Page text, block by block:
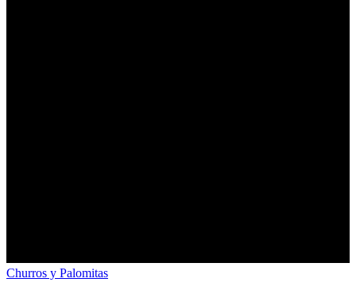
Churros y Palomitas